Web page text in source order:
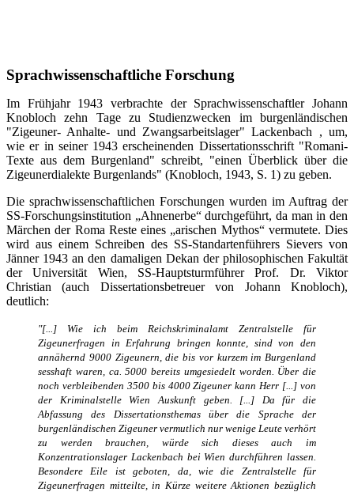
Sprachwissenschaftliche Forschung
Im Frühjahr 1943 verbrachte der Sprachwissenschaftler Johann
Knobloch zehn Tage zu Studienzwecken im burgenländischen
"Zigeuner- Anhalte- und Zwangsarbeitslager" Lackenbach , um,
wie er in seiner 1943 erscheinenden Dissertationsschrift "Romani-
Texte aus dem Burgenland" schreibt, "einen Überblick über die
Zigeunerdialekte Burgenlands" (Knobloch, 1943, S. 1) zu geben.
Die sprachwissenschaftlichen Forschungen wurden im Auftrag der
SS-Forschungsinstitution „Ahnenerbe“ durchgeführt, da man in den
Märchen der Roma Reste eines „arischen Mythos“ vermutete. Dies
wird aus einem Schreiben des SS-Standartenführers Sievers von
Jänner 1943 an den damaligen Dekan der philosophischen Fakultät
der Universität Wien, SS-Hauptsturmführer Prof. Dr. Viktor
Christian (auch Dissertationsbetreuer von Johann Knobloch),
deutlich:
"[...] Wie ich beim Reichskriminalamt Zentralstelle für
Zigeunerfragen in Erfahrung bringen konnte, sind von den
annähernd 9000 Zigeunern, die bis vor kurzem im Burgenland
sesshaft waren, ca. 5000 bereits umgesiedelt worden. Über die
noch verbleibenden 3500 bis 4000 Zigeuner kann Herr [...] von
der Kriminalstelle Wien Auskunft geben. [...] Da für die
Abfassung des Dissertationsthemas über die Sprache der
burgenländischen Zigeuner vermutlich nur wenige Leute verhört
zu werden brauchen, würde sich dieses auch im
Konzentrationslager Lackenbach bei Wien durchführen lassen.
Besondere Eile ist geboten, da, wie die Zentralstelle für
Zigeunerfragen mitteilte, in Kürze weitere Aktionen bezüglich